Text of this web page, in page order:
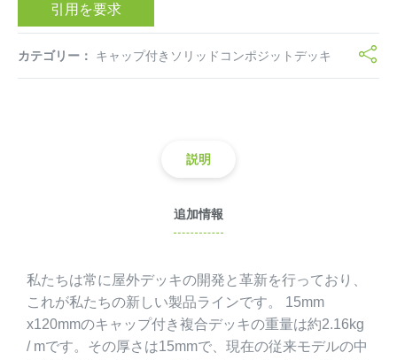
引用を要求
カテゴリー： キャップ付きソリッドコンポジットデッキ
説明
追加情報
私たちは常に屋外デッキの開発と革新を行っており、
これが私たちの新しい製品ラインです。 15mm
x120mmのキャップ付き複合デッキの重量は約2.16kg
/ mです。その厚さは15mmで、現在の従来モデルの中